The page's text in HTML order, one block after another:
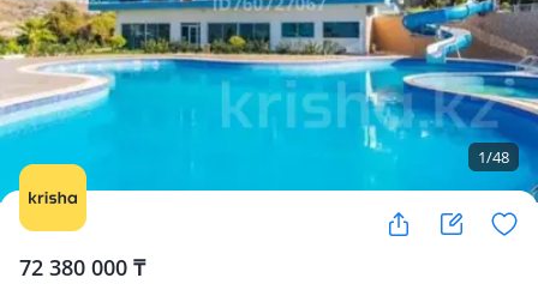
1/48
72 380 000 ₸